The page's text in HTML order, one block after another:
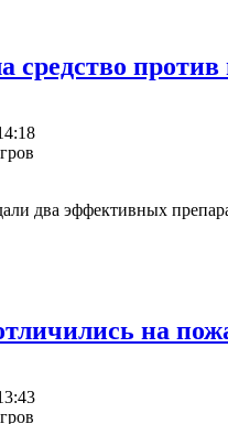
средство против
два эффективных
на